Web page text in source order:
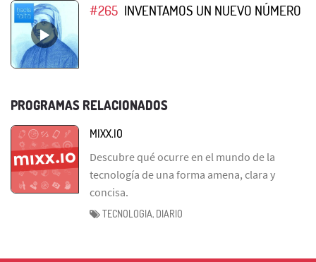
#265 INVENTAMOS UN NUEVO NÚMERO
PROGRAMAS RELACIONADOS
MIXX.IO
Descubre qué ocurre en el mundo de la
tecnología de una forma amena, clara y
concisa.
TECNOLOGIA, DIARIO